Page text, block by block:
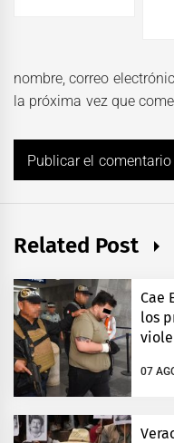
nombre, correo
la próxima vez que
Related Post
Cae
los
07